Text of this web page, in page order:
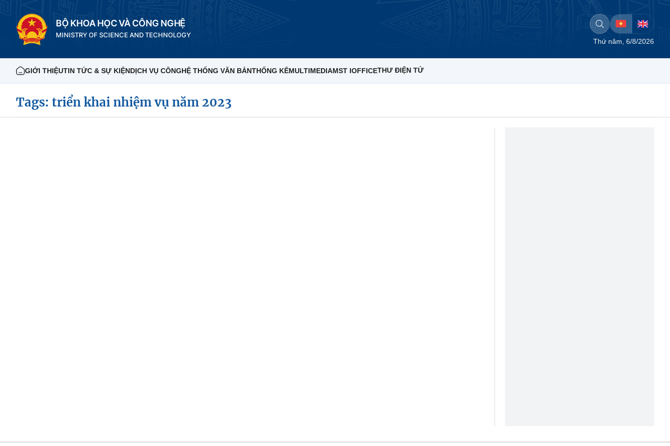
BỘ KHOA HỌC VÀ CÔNG NGHỆ
MINISTRY OF SCIENCE AND TECHNOLOGY
Thứ năm, 6/8/2026
GIỚI THIỆUTIN TỨC & SỰ KIỆNDỊCH VỤ CÔNGHỆ THỐNG VĂN BẢNTHỐNG KÊMULTIMEDIAMST IOFFICETHƯ ĐIỆN TỬ
Tags: triển khai nhiệm vụ năm 2023